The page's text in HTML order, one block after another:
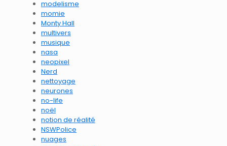
modelisme
momie
Monty Hall
multivers
musique
nasa
neopixel
Nerd
nettoyage
neurones
no-life
noël
notion de réalité
NSWPolice
nuages